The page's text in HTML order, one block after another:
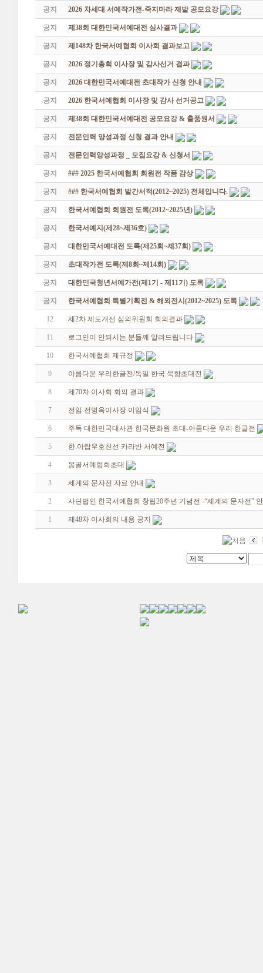
공지 2026 차세대 서예작가전-죽지마라 제발 공모요강
공지 제38회 대한민국서예대전 심사결과
공지 제148차 한국서예협회 이사회 결과보고
공지 2026 정기총회 이사장 및 감사선거 결과
공지 2026 대한민국서예대전 초대작가 신청 안내
공지 2026 한국서예협회 이사장 및 감사 선거공고
공지 제38회 대한민국서예대전 공모요강 & 출품원서
공지 전문인력 양성과정 신청 결과 안내
공지 전문인력양성과정 _ 모집요강 & 신청서
공지 ### 2025 한국서예협회 회원전 작품 감상
공지 ### 한국서예협회 발간서적(2012~2025) 전체입니다.
공지 한국서예협회 회원전 도록(2012~2025년)
공지 한국서예지(제28~제36호)
공지 대한민국서예대전 도록(제25회~제37회)
공지 초대작가전 도록(제8회~제14회)
공지 대한민국청년서예가전(제1기 - 제11기) 도록
공지 한국서예협회 특별기획전 & 해외전시(2012~2025) 도록
12 제2차 제도개선 심의위원회 회의결과
11 로그인이 안되시는 분들께 알려드립니다
10 한국서예협회 제규정
9 아름다운 우리한글전/독일 한국 묵향초대전
8 제70차 이사회 회의 결과
7 전임 전명옥이사장 이임식
6 주독 대한민국대사관 한국문화원 초대-아름다운 우리 한글전
5 한.아랍우호친선 카라반 서예전
4 몽골서예협회초대
3 세계의 문자전 자료 안내
2 사단법인 한국서예협회 창립20주년 기념전 -“세계의 문자전”
1 제48차 이사회의 내용 공지